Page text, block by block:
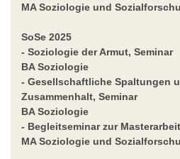
MA Soziologie und
SoSe 2025
- Soziologie der Armut, Seminar
BA Soziologie
- Gesellschaftliche Spaltungen
Zusammenhalt, Seminar
BA Soziologie
- Begleitseminar zur Masterarbeit
MA Soziologie und